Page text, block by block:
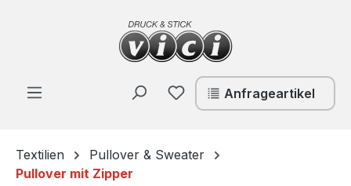
Zum Hauptinhalt springen
Du hast 0 Produkte auf
Anfrageartikel
Textilien
Pullover & Sweater
Pullover mit Zipper